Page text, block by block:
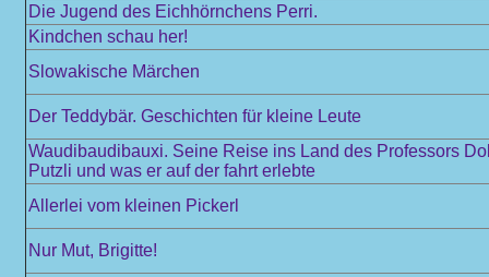
Die Jugend des Eichhörnchens Perri.
Kindchen schau her!
Slowakische Märchen
Der Teddybär. Geschichten für kleine Leute
Waudibaudibauxi. Seine Reise ins Land des Professors
Putzli und was er auf der fahrt erlebte
Allerlei vom kleinen Pickerl
Nur Mut, Brigitte!